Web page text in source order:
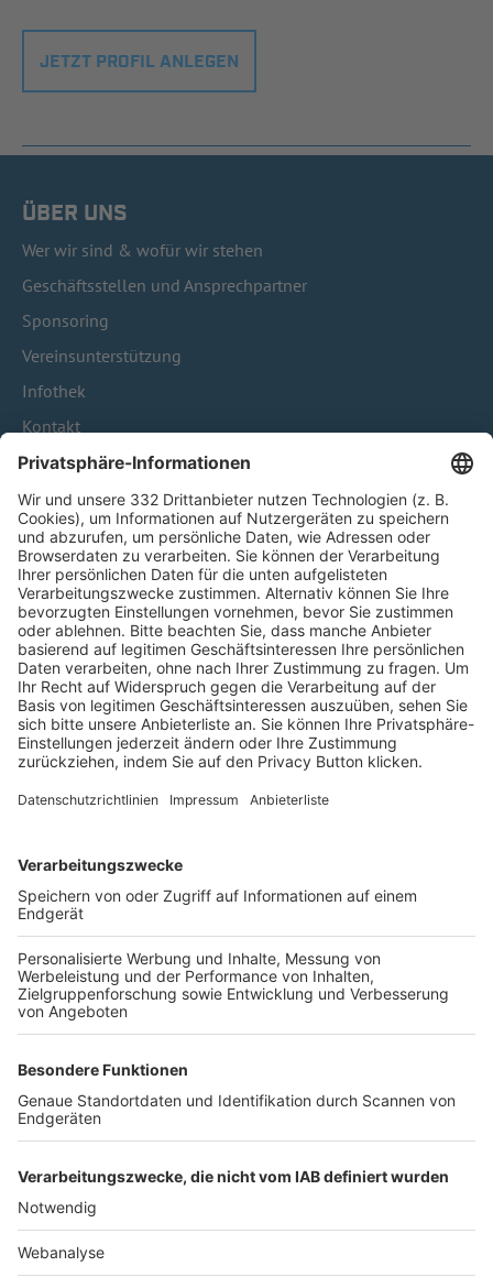
JETZT PROFIL ANLEGEN
ÜBER UNS
Wer wir sind & wofür wir stehen
Geschäftsstellen und Ansprechpartner
Sponsoring
Vereinsunterstützung
Infothek
Kontakt
HÄUFIG BESUCHTE SEITEN
Pässe und Vereinswechsel
Trainerausbildung
Schulungsangebot Vereinsmitarbeiter
BFV-Geschäftsstellen
Trainerbörse
Login SpielPlus
FOLGE DEM BFV
TOP-VEREINE
TOP-PARTNER
Nutzungsbedingungen Datenschutz Impressum